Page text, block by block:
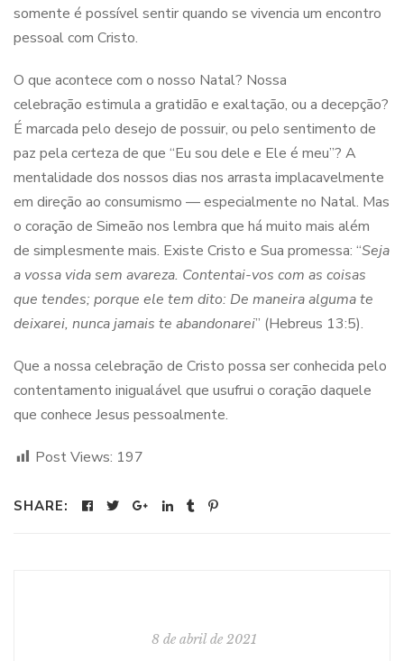
somente é possível sentir quando se vivencia um encontro
pessoal com Cristo.
O que acontece com o nosso Natal? Nossa
celebração estimula a gratidão e exaltação, ou a decepção?
É marcada pelo desejo de possuir, ou pelo sentimento de
paz pela certeza de que “Eu sou dele e Ele é meu”? A
mentalidade dos nossos dias nos arrasta implacavelmente
em direção ao consumismo — especialmente no Natal. Mas
o coração de Simeão nos lembra que há muito mais além
de simplesmente mais. Existe Cristo e Sua promessa: “Seja
a vossa vida sem avareza. Contentai-vos com as coisas
que tendes; porque ele tem dito: De maneira alguma te
deixarei, nunca jamais te abandonarei” (Hebreus 13:5).
Que a nossa celebração de Cristo possa ser conhecida pelo
contentamento inigualável que usufrui o coração daquele
que conhece Jesus pessoalmente.
Post Views: 197
SHARE:
8 de abril de 2021